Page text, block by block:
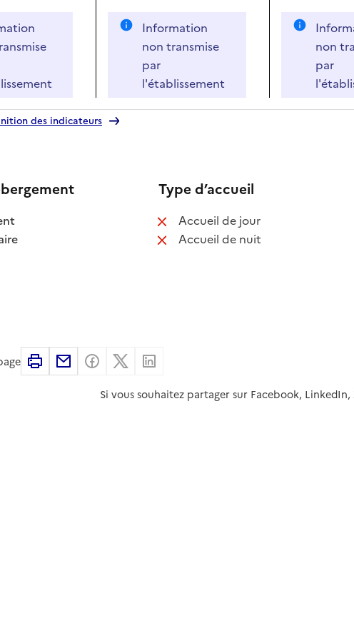
Information
non transmise
par
l'établissement
non
par
des indicateurs
Type d’accueil
Accueil de jour: non disponible
Accueil de nuit: non disponible
ImprimerPartager par email
Partager sur Facebook
Partager sur X
Si vous souhaitez partager sur Facebook,